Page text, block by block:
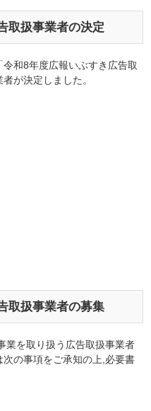
取扱事業者の決定
和8年度広報いぶすき広告取
が決定しました。
取扱事業者の募集
業を取り扱う広告取扱事業者
の事項をご承知の上,必要書